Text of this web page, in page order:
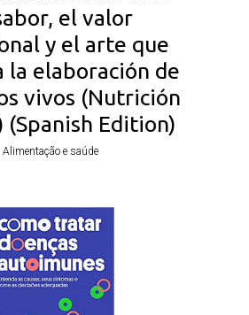
el valor
y el arte que
la elaboración de
vivos (Nutrición
(Spanish Edition)
Alimentação e saúde